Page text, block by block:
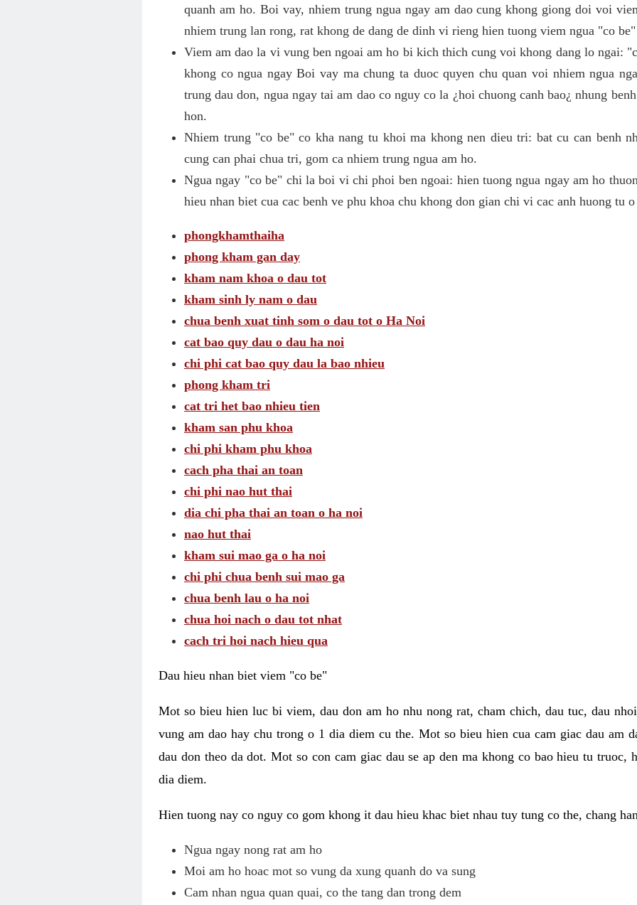
quanh am ho. Boi vay, nhiem trung ngua ngay am dao cung khong giong doi voi
nhiem trung lan rong, rat khong de dang de dinh vi rieng hien tuong viem ngua "co
Viem am dao la vi vung ben ngoai am ho bi kich thich cung voi khong dang lo ngai:
khong co ngua ngay Boi vay ma chung ta duoc quyen chu quan voi nhiem ngua
trung dau don, ngua ngay tai am dao co nguy co la ¿hoi chuong canh bao¿ nhung
hon.
Nhiem trung "co be" co kha nang tu khoi ma khong nen dieu tri: bat cu can benh
cung can phai chua tri, gom ca nhiem trung ngua am ho.
Ngua ngay "co be" chi la boi vi chi phoi ben ngoai: hien tuong ngua ngay am ho
hieu nhan biet cua cac benh ve phu khoa chu khong don gian chi vi cac anh huong tu
phongkhamthaiha
phong kham gan day
kham nam khoa o dau tot
kham sinh ly nam o dau
chua benh xuat tinh som o dau tot o Ha Noi
cat bao quy dau o dau ha noi
chi phi cat bao quy dau la bao nhieu
phong kham tri
cat tri het bao nhieu tien
kham san phu khoa
chi phi kham phu khoa
cach pha thai an toan
chi phi nao hut thai
dia chi pha thai an toan o ha noi
nao hut thai
kham sui mao ga o ha noi
chi phi chua benh sui mao ga
chua benh lau o ha noi
chua hoi nach o dau tot nhat
cach tri hoi nach hieu qua
Dau hieu nhan biet viem "co be"
Mot so bieu hien luc bi viem, dau don am ho nhu nong rat, cham chich, dau tuc, dau
vung am dao hay chu trong o 1 dia diem cu the. Mot so bieu hien cua cam giac dau am
dau don theo da dot. Mot so con cam giac dau se ap den ma khong co bao hieu tu truoc,
dia diem.
Hien tuong nay co nguy co gom khong it dau hieu khac biet nhau tuy tung co the, chang
Ngua ngay nong rat am ho
Moi am ho hoac mot so vung da xung quanh do va sung
Cam nhan ngua quan quai, co the tang dan trong dem